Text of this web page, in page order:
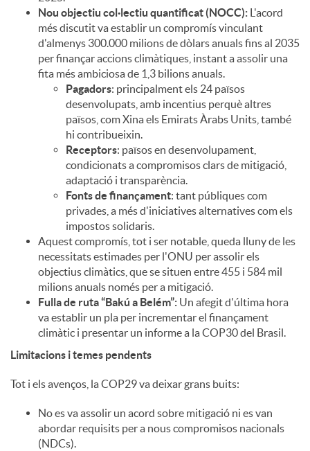
Nou objectiu col·lectiu quantificat (NOCC): L'acord
més discutit va establir un compromís vinculant
d'almenys 300.000 milions de dòlars anuals fins al 2035
per finançar accions climàtiques, instant a assolir una
fita més ambiciosa de 1,3 bilions anuals.
Pagadors: principalment els 24 països
desenvolupats, amb incentius perquè altres
països, com Xina els Emirats Àrabs Units, també
hi contribueixin.
Receptors: països en desenvolupament,
condicionats a compromisos clars de mitigació,
adaptació i transparència.
Fonts de finançament: tant públiques com
privades, a més d'iniciatives alternatives com els
impostos solidaris.
Aquest compromís, tot i ser notable, queda lluny de les
necessitats estimades per l'ONU per assolir els
objectius climàtics, que se situen entre 455 i 584 mil
milions anuals només per a mitigació.
Fulla de ruta “Bakú a Belém”: Un afegit d'última hora
va establir un pla per incrementar el finançament
climàtic i presentar un informe a la COP30 del Brasil.
Limitacions i temes pendents
Tot i els avenços, la COP29 va deixar grans buits:
No es va assolir un acord sobre mitigació ni es van
abordar requisits per a nous compromisos nacionals
(NDCs).